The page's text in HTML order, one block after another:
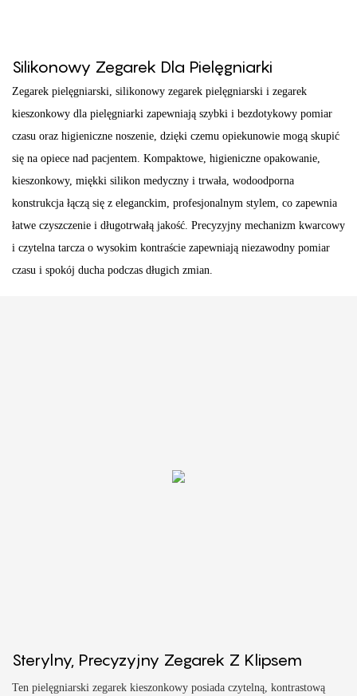
Silikonowy Zegarek Dla Pielęgniarki
Zegarek pielęgniarski, silikonowy zegarek pielęgniarski i zegarek
kieszonkowy dla pielęgniarki zapewniają szybki i bezdotykowy pomiar
czasu oraz higieniczne noszenie, dzięki czemu opiekunowie mogą skupić
się na opiece nad pacjentem. Kompaktowe, higieniczne opakowanie,
kieszonkowy, miękki silikon medyczny i trwała, wodoodporna
konstrukcja łączą się z eleganckim, profesjonalnym stylem, co zapewnia
łatwe czyszczenie i długotrwałą jakość. Precyzyjny mechanizm kwarcowy
i czytelna tarcza o wysokim kontraście zapewniają niezawodny pomiar
czasu i spokój ducha podczas długich zmian.
Sterylny, Precyzyjny Zegarek Z Klipsem
Ten pielęgniarski zegarek kieszonkowy posiada czytelną, kontrastową